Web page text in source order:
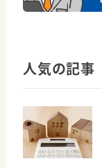
人気の記事